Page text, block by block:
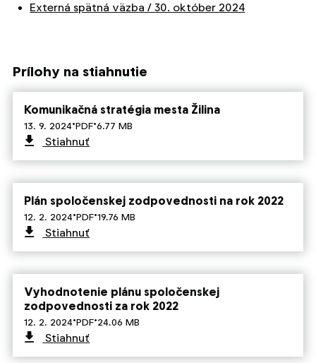
Externá spätná väzba / 30. október 2024
Prílohy na stiahnutie
Komunikačná stratégia mesta Žilina
13. 9. 2024·PDF·6.77 MB
Stiahnuť
Plán spoločenskej zodpovednosti na rok 2022
12. 2. 2024·PDF·19.76 MB
Stiahnuť
Vyhodnotenie plánu spoločenskej
zodpovednosti za rok 2022
12. 2. 2024·PDF·24.06 MB
Stiahnuť